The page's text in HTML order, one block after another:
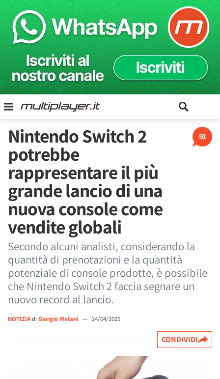
91
Nintendo Switch 2
potrebbe
rappresentare il più
grande lancio di una
nuova console come
vendite globali
Secondo alcuni analisti, considerando la
quantità di prenotazioni e la quantità
potenziale di console prodotte, è possibile
che Nintendo Switch 2 faccia segnare un
nuovo record al lancio.
NOTIZIAdi Giorgio Melani — 24/04/2025
CONDIVIDI